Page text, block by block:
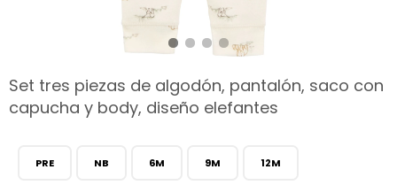
Set tres piezas de algodón, pantalón, saco con
capucha y body, diseño elefantes
PRE NB 6M 9M 12M